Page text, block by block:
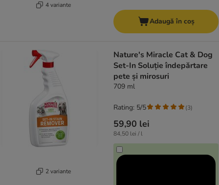
4 variante
Adaugă în coș
2 variante
Nature's Miracle Cat & Dog
Set-In Soluție îndepărtare
pete și mirosuri
709 ml
59,90 lei
84,50 lei / l
Rating: 5/5 (3)